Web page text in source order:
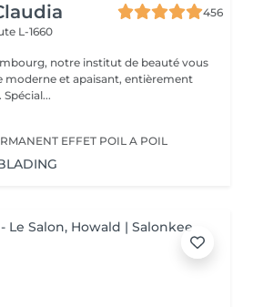
456
L-1660
notre institut de beauté vous
moderne et apaisant, entièrement
dédié à votre bien-être. Spécial...
EFFET POIL A POIL